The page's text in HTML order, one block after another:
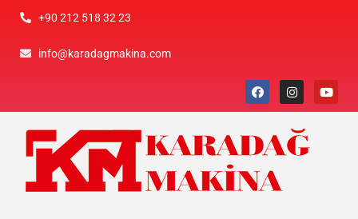
+90 212 518 32 23
info@karadagmakina.com